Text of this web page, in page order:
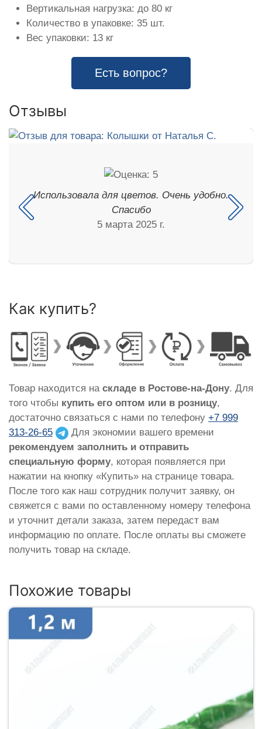
Вертикальная нагрузка: до 80 кг
Количество в упаковке: 35 шт.
Вес упаковки: 13 кг
Есть вопрос?
Отзывы
Использовала для цветов. Очень удобно.
Спасибо
5 марта 2025 г.
Как купить?
Товар находится на складе в Ростове-на-Дону. Для
того чтобы купить его оптом или в розницу,
достаточно связаться с нами по телефону +7 999
313-26-65
Для экономии вашего времени
рекомендуем заполнить и отправить
специальную форму, которая появляется при
нажатии на кнопку «Купить» на странице товара.
После того как наш сотрудник получит заявку, он
свяжется с вами по оставленному номеру телефона
и уточнит детали заказа, затем передаст вам
информацию по оплате. После оплаты вы сможете
получить товар на складе.
Похожие товары